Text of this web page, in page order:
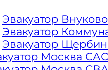
Эвакуатор Внуково
Эвакуатор
Эвакуатор
Москва